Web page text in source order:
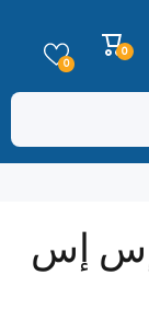
عربة
التسوق
0
عناصر
0
إس إس